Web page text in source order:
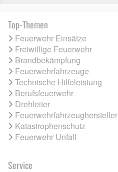
Top-Themen
Feuerwehr Einsätze
Freiwillige Feuerwehr
Brandbekämpfung
Feuerwehrfahrzeuge
Technische Hilfeleistung
Berufsfeuerwehr
Drehleiter
Feuerwehrfahrzeughersteller
Katastrophenschutz
Feuerwehr Unfall
Service